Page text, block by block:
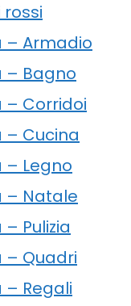
– Armadio
– Bagno
Corridoi
Cucina
Legno
– Natale
Pulizia
Quadri
Regali